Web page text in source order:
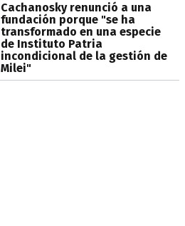
Cachanosky renunció a una
fundación porque "se ha
transformado en una especie
de Instituto Patria
incondicional de la gestión de
Milei"